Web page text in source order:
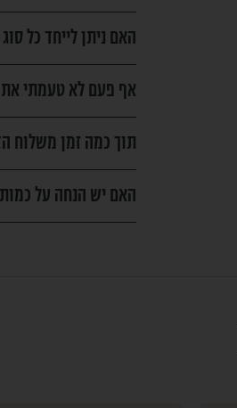
האם ניתן לייחד כל
אף פעם לא טעמתי
תוך כמה זמן משלוח
האם יש הנחה על